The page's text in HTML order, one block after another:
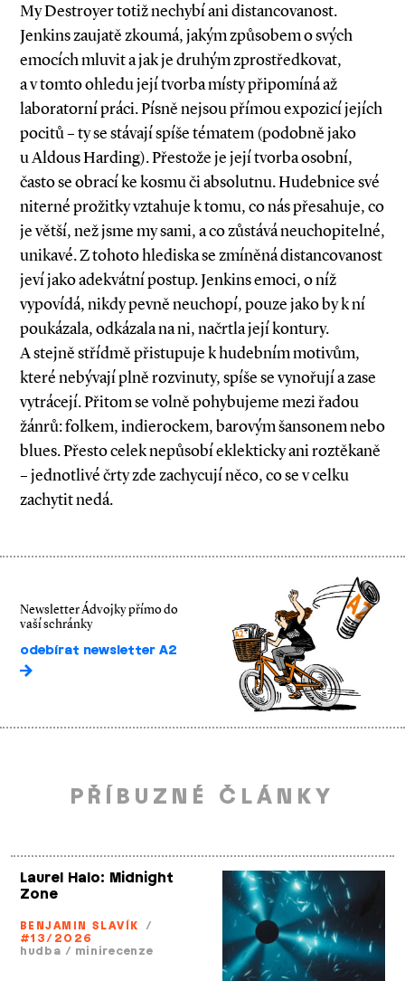
My Destroyer totiž nechybí ani distancovanost.
Jenkins zaujatě zkoumá, jakým způsobem o svých
emocích mluvit a jak je druhým zprostředkovat,
a v tomto ohledu její tvorba místy připomíná až
laboratorní práci. Písně nejsou přímou expozicí jejích
pocitů – ty se stávají spíše tématem (podobně jako
u Aldous Harding). Přestože je její tvorba osobní,
často se obrací ke kosmu či absolutnu. Hudebnice své
niterné prožitky vztahuje k tomu, co nás přesahuje, co
je větší, než jsme my sami, a co zůstává neuchopitelné,
unikavé. Z tohoto hlediska se zmíněná distancovanost
jeví jako adekvátní postup. Jenkins emoci, o níž
vypovídá, nikdy pevně neuchopí, pouze jako by k ní
poukázala, odkázala na ni, načrtla její kontury.
A stejně střídmě přistupuje k hudebním motivům,
které nebývají plně rozvinuty, spíše se vynořují a zase
vytrácejí. Přitom se volně pohybujeme mezi řadou
žánrů: folkem, indierockem, barovým šansonem nebo
blues. Přesto celek nepůsobí eklekticky ani roztěkaně
– jednotlivé črty zde zachycují něco, co se v celku
zachytit nedá.
Newsletter Ádvojky přímo do
vaší schránky
odebírat newsletter A2
PŘÍBUZNÉ ČLÁNKY
Laurel Halo: Midnight
Zone
BENJAMIN SLAVÍK /
#13/2026
hudba / minirecenze